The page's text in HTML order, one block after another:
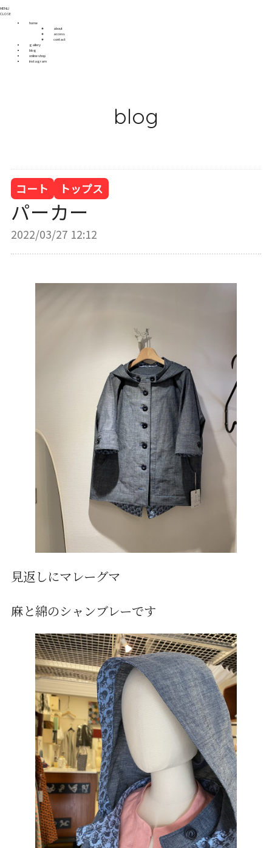
MENU
CLOSE
home
about
access
contact
gallery
blog
online shop
instagram
blog
コート トップス
パーカー
2022/03/27 12:12
見返しにマレーグマ
麻と綿のシャンブレーです